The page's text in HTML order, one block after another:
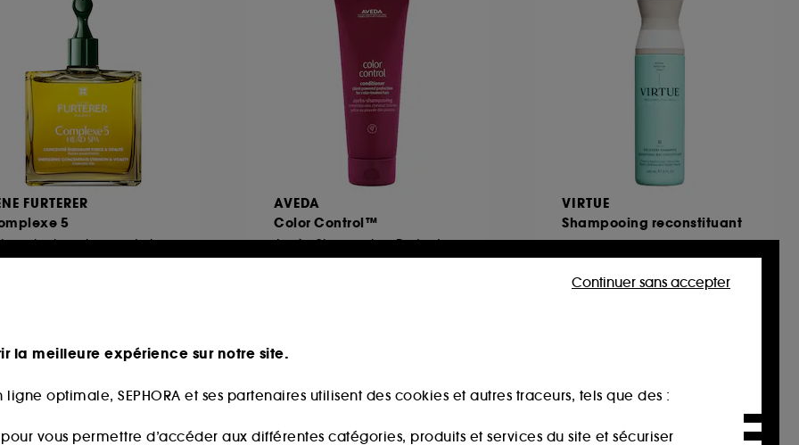
FURTERER
5
Soin cuir chevelu avant-shampoing aux huiles essentielles bio
AVEDA
Color Control™
Après-Shampoing Protecteur De Couleur
VIRTUE
Shampooing reconstituant
43,00€
la meilleure expérience sur notre site.
optimale, SEPHORA et ses partenaires utilisent des cookies et autres traceurs, tels que des :
pour vous permettre d’accéder aux différentes catégories, produits et services du site et sécuriser
Continuer sans accepter